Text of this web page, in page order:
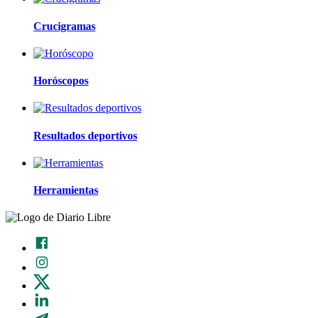
Crucigramas
Horóscopos
Resultados deportivos
Herramientas